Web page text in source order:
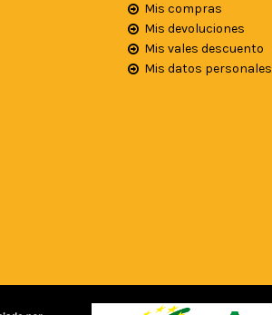
Mis compras
Mis devoluciones
Mis vales descuento
Mis datos personales